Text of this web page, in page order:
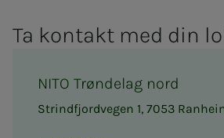
Ta kon­takt med din
NITO Trøndelag nord
Strindfjordvegen 1, 7053